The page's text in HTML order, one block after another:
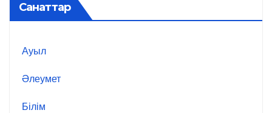
Санаттар
Ауыл
Әлеумет
Білім